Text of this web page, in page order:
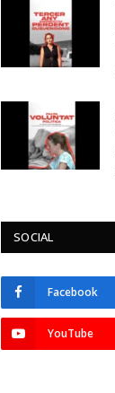
SOCIAL
Facebook
YouTube